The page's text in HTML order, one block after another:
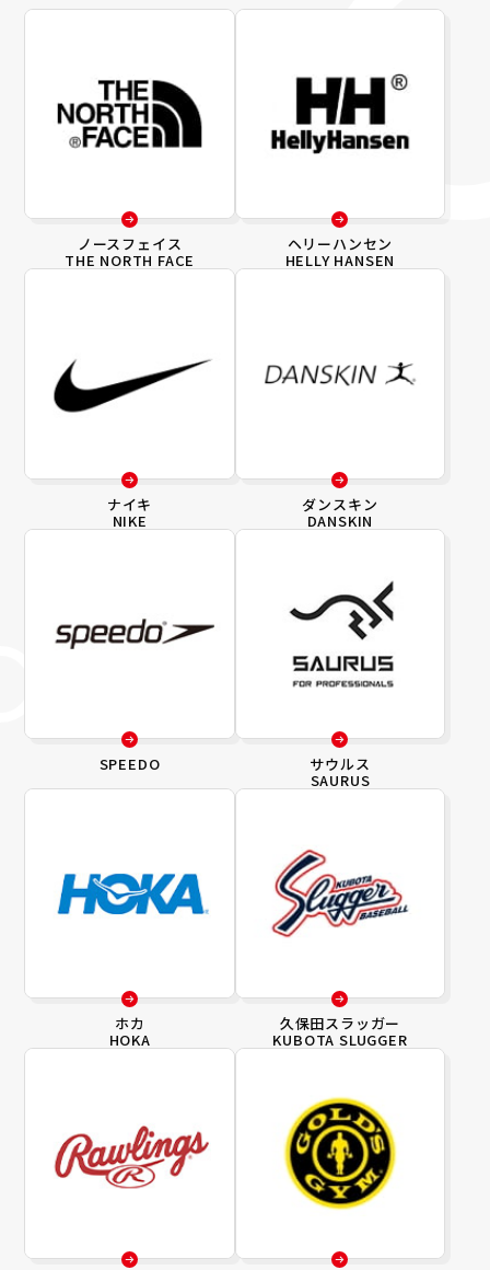
ノースフェイス
THE NORTH FACE
ヘリーハンセン
HELLY HANSEN
ナイキ
NIKE
ダンスキン
DANSKIN
SPEEDO サウルス
SAURUS
ホカ
HOKA
久保田スラッガー
KUBOTA SLUGGER